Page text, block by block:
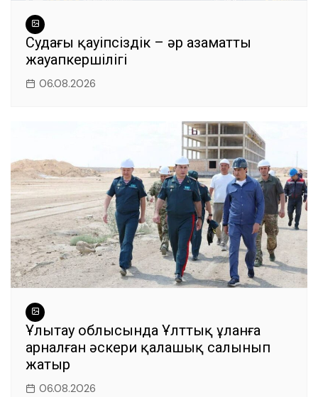
Судағы қауіпсіздік – әр азаматтың
жауапкершілігі
06.08.2026
Ұлытау облысында Ұлттық ұланға
арналған әскери қалашық салынып
жатыр
06.08.2026